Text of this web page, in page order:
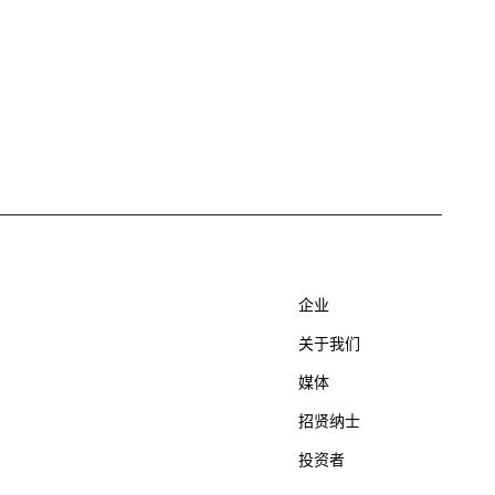
企业
关于我们
媒体
招贤纳士
投资者